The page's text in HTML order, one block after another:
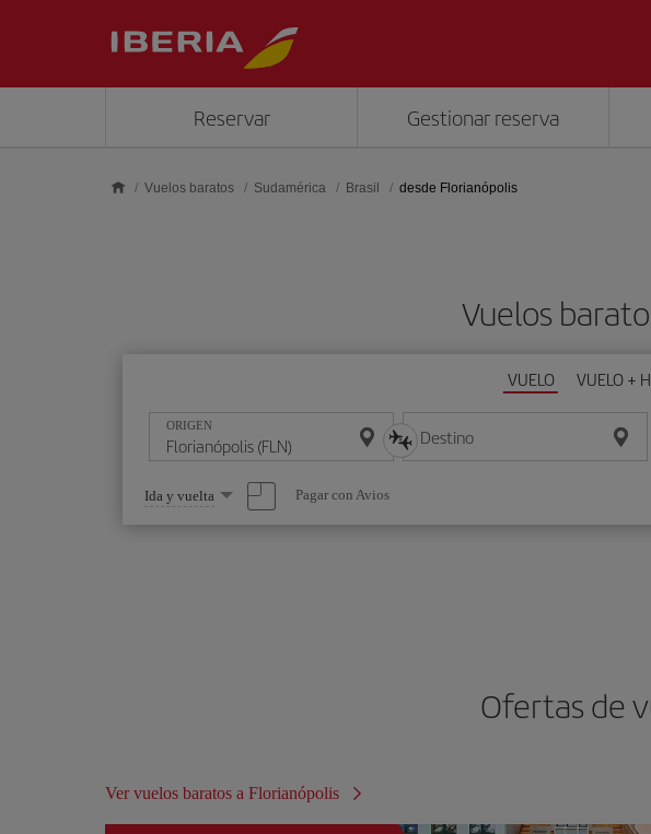
Reservar Gestionar reserva
Vuelos baratos Sudamérica Brasil desde Florianópolis
Vuelos
VUELO VUELO +
ORIGEN Destino
Seleccione
una
opción
Ida y vuelta Pagar con Avios
Ofertas de
Ver vuelos baratos a Florianópolis